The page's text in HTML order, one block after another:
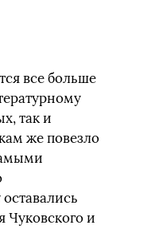
все больше
так и
же повезло
Чуковского и